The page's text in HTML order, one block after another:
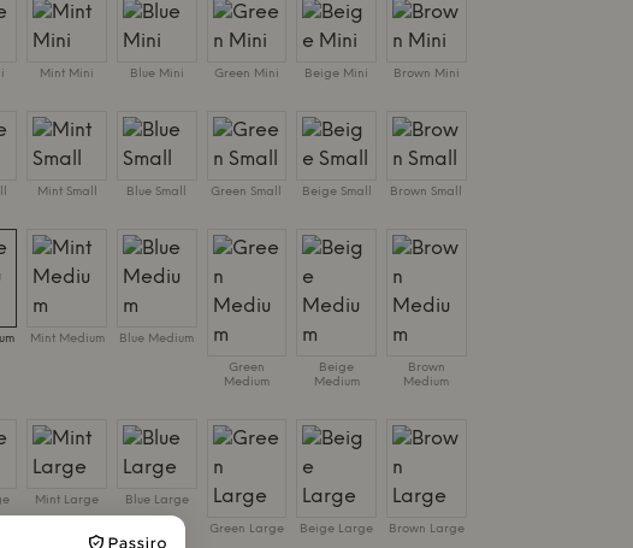
Mint Mini Blue Mini Green Mini Beige Mini Brown Mini
Mint Small Blue Small Green Small Beige Small Brown Small
Mint Medium Blue Medium
Green
Medium
Beige
Medium
Brown
Medium
Mint Large Blue Large
Green Large Beige Large Brown Large